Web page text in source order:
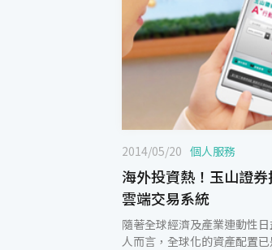
2014/05/20 個人服務
海外投資熱！玉山證
雲端交易系統
隨著全球經濟及產業連動性
人而言，全球化的資產配置